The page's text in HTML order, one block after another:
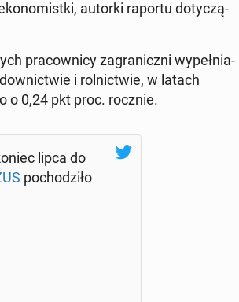
autorki raportu do­ty­czą­
pra­cow­ni­cy za­gra­nicz­ni wy­peł­nia­
i rol­nic­twie, w latach
o 0,24 pkt proc. rocznie.
lipca do
po­cho­dzi­ło